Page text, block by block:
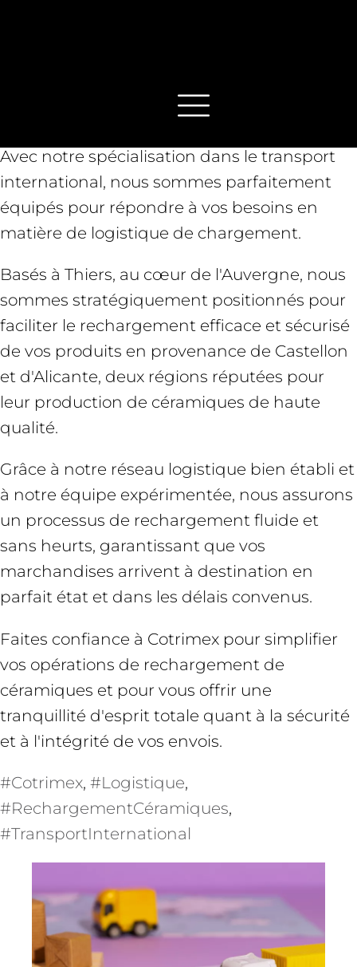
Le Puy-de-Dôme, La Loire et la Haute-Loire ?
Avec notre spécialisation dans le transport
international, nous sommes parfaitement
équipés pour répondre à vos besoins en
matière de logistique de chargement.
Basés à Thiers, au cœur de l'Auvergne, nous
sommes stratégiquement positionnés pour
faciliter le rechargement efficace et sécurisé
de vos produits en provenance de Castellon
et d'Alicante, deux régions réputées pour
leur production de céramiques de haute
qualité.
Grâce à notre réseau logistique bien établi et
à notre équipe expérimentée, nous assurons
un processus de rechargement fluide et
sans heurts, garantissant que vos
marchandises arrivent à destination en
parfait état et dans les délais convenus.
Faites confiance à Cotrimex pour simplifier
vos opérations de rechargement de
céramiques et pour vous offrir une
tranquillité d'esprit totale quant à la sécurité
et à l'intégrité de vos envois.
#Cotrimex, #Logistique
#RechargementCéramiques
#TransportInternational